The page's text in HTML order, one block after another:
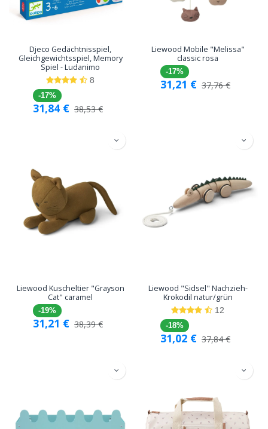
Djeco Gedächtnisspiel,
Gleichgewichtsspiel, Memory
Spiel - Ludanimo
8
-17%
31,84 € 38,53€
Liewood Mobile "Melissa"
classic rosa
-17%
31,21 € 37,76€
Liewood Kuscheltier "Grayson
Cat" caramel
-19%
31,21 € 38,39€
Liewood "Sidsel" Nachzieh-
Krokodil natur/grün
12
-18%
31,02 € 37,84€